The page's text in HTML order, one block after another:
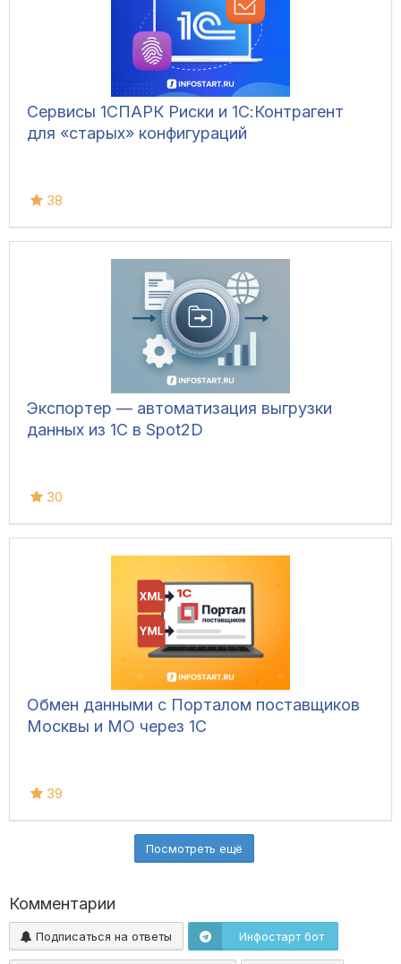
Сервисы 1СПАРК Риски и 1С:Контрагент
для «старых» конфигураций
38
Экспортер — автоматизация выгрузки
данных из 1С в Spot2D
30
Обмен данными с Порталом поставщиков
Москвы и МО через 1С
39
Посмотреть ещё
Комментарии
Подписаться на ответы Инфостарт бот